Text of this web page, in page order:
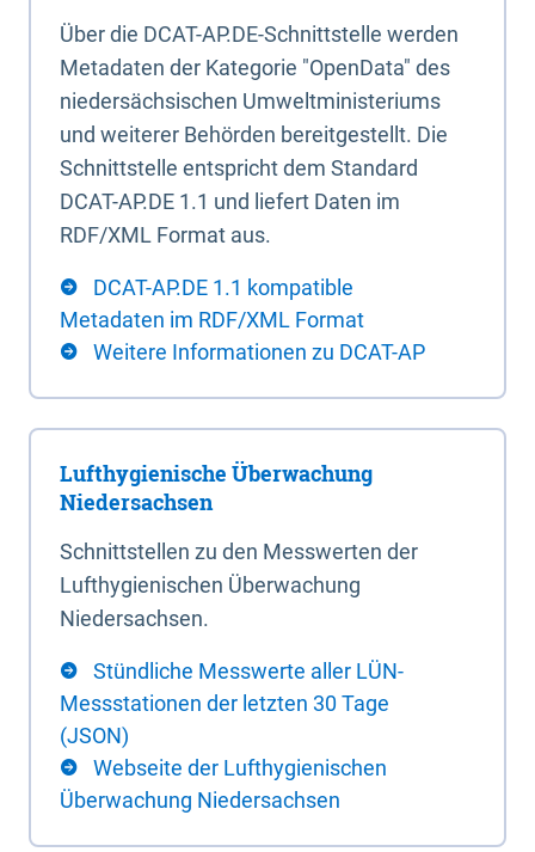
Über die DCAT-AP.DE-Schnittstelle werden
Metadaten der Kategorie "OpenData" des
niedersächsischen Umweltministeriums
und weiterer Behörden bereitgestellt. Die
Schnittstelle entspricht dem Standard
DCAT-AP.DE 1.1 und liefert Daten im
RDF/XML Format aus.
DCAT-AP.DE 1.1 kompatible
Metadaten im RDF/XML Format
Weitere Informationen zu DCAT-AP
Lufthygienische Überwachung
Niedersachsen
Schnittstellen zu den Messwerten der
Lufthygienischen Überwachung
Niedersachsen.
Stündliche Messwerte aller LÜN-
Messstationen der letzten 30 Tage
(JSON)
Webseite der Lufthygienischen
Überwachung Niedersachsen